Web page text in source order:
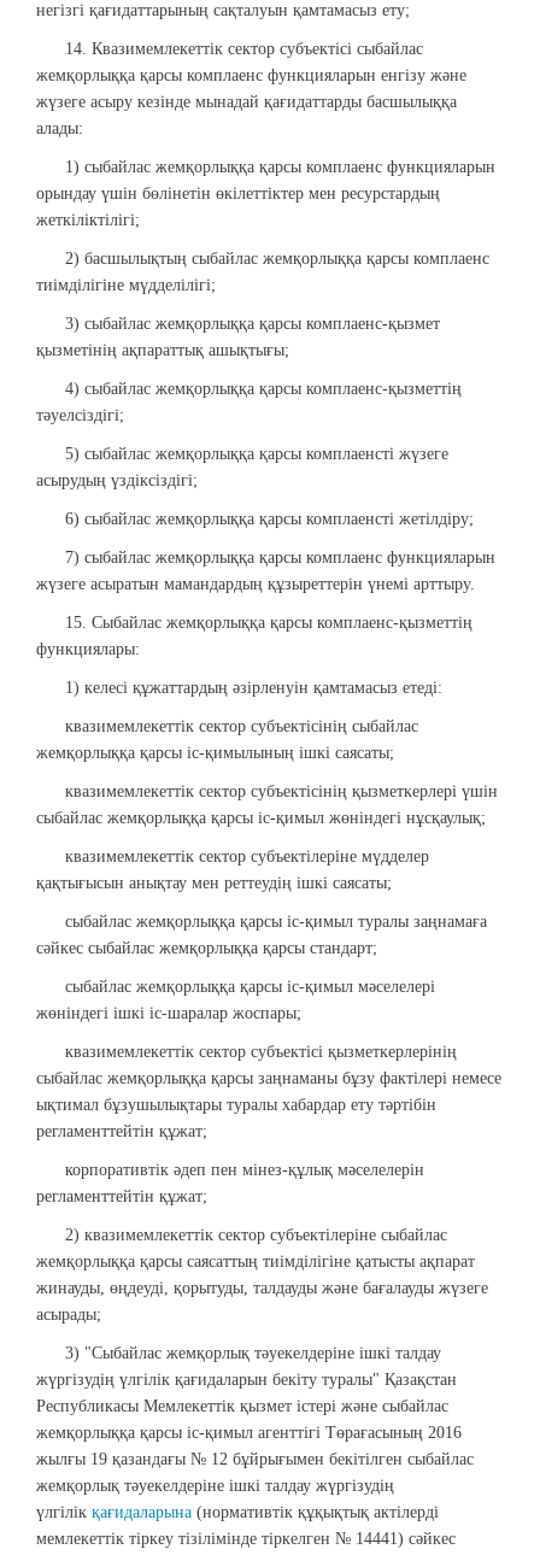
негізгі қағидаттарының сақталуын қамтамасыз ету;
14. Квазимемлекеттік сектор субъектісі сыбайлас
жемқорлыққа қарсы комплаенс функцияларын енгізу және
жүзеге асыру кезінде мынадай қағидаттарды басшылыққа
алады:
1) сыбайлас жемқорлыққа қарсы комплаенс функцияларын
орындау үшін бөлінетін өкілеттіктер мен ресурстардың
жеткіліктілігі;
2) басшылықтың сыбайлас жемқорлыққа қарсы комплаенс
тиімділігіне мүдделілігі;
3) сыбайлас жемқорлыққа қарсы комплаенс-қызмет
қызметінің ақпараттық ашықтығы;
4) сыбайлас жемқорлыққа қарсы комплаенс-қызметтің
тәуелсіздігі;
5) сыбайлас жемқорлыққа қарсы комплаенсті жүзеге
асырудың үздіксіздігі;
6) сыбайлас жемқорлыққа қарсы комплаенсті жетілдіру;
7) сыбайлас жемқорлыққа қарсы комплаенс функцияларын
жүзеге асыратын мамандардың құзыреттерін үнемі арттыру.
15. Сыбайлас жемқорлыққа қарсы комплаенс-қызметтің
функциялары:
1) келесі құжаттардың әзірленуін қамтамасыз етеді:
квазимемлекеттік сектор субъектісінің сыбайлас
жемқорлыққа қарсы іс-қимылының ішкі саясаты;
квазимемлекеттік сектор субъектісінің қызметкерлері үшін
сыбайлас жемқорлыққа қарсы іс-қимыл жөніндегі нұсқаулық;
квазимемлекеттік сектор субъектілеріне мүдделер
қақтығысын анықтау мен реттеудің ішкі саясаты;
сыбайлас жемқорлыққа қарсы іс-қимыл туралы заңнамаға
сәйкес сыбайлас жемқорлыққа қарсы стандарт;
сыбайлас жемқорлыққа қарсы іс-қимыл мәселелері
жөніндегі ішкі іс-шаралар жоспары;
квазимемлекеттік сектор субъектісі қызметкерлерінің
сыбайлас жемқорлыққа қарсы заңнаманы бұзу фактілері немесе
ықтимал бұзушылықтары туралы хабардар ету тәртібін
регламенттейтін құжат;
корпоративтік әдеп пен мінез-құлық мәселелерін
регламенттейтін құжат;
2) квазимемлекеттік сектор субъектілеріне сыбайлас
жемқорлыққа қарсы саясаттың тиімділігіне қатысты ақпарат
жинауды, өңдеуді, қорытуды, талдауды және бағалауды жүзеге
асырады;
3) "Сыбайлас жемқорлық тәуекелдеріне ішкі талдау
жүргізудің үлгілік қағидаларын бекіту туралы" Қазақстан
Республикасы Мемлекеттік қызмет істері және сыбайлас
жемқорлыққа қарсы іс-қимыл агенттігі Төрағасының 2016
жылғы 19 қазандағы № 12 бұйрығымен бекітілген сыбайлас
жемқорлық тәуекелдеріне ішкі талдау жүргізудің
үлгілік қағидаларына (нормативтік құқықтық актілерді
мемлекеттік тіркеу тізілімінде тіркелген № 14441) сәйкес